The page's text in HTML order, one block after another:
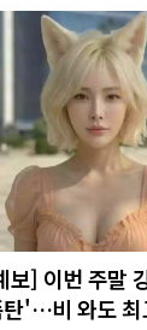
보] 이번 주말
'…비 와도 최